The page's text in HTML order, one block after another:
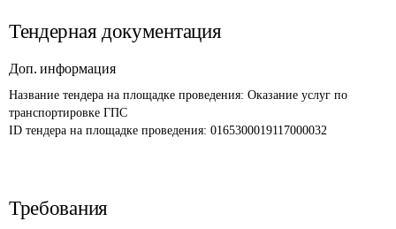
Тендерная документация
Доп. информация
Название тендера на площадке проведения: Оказание услуг по
транспортировке ГПС
ID тендера на площадке проведения: 0165300019117000032
Требования